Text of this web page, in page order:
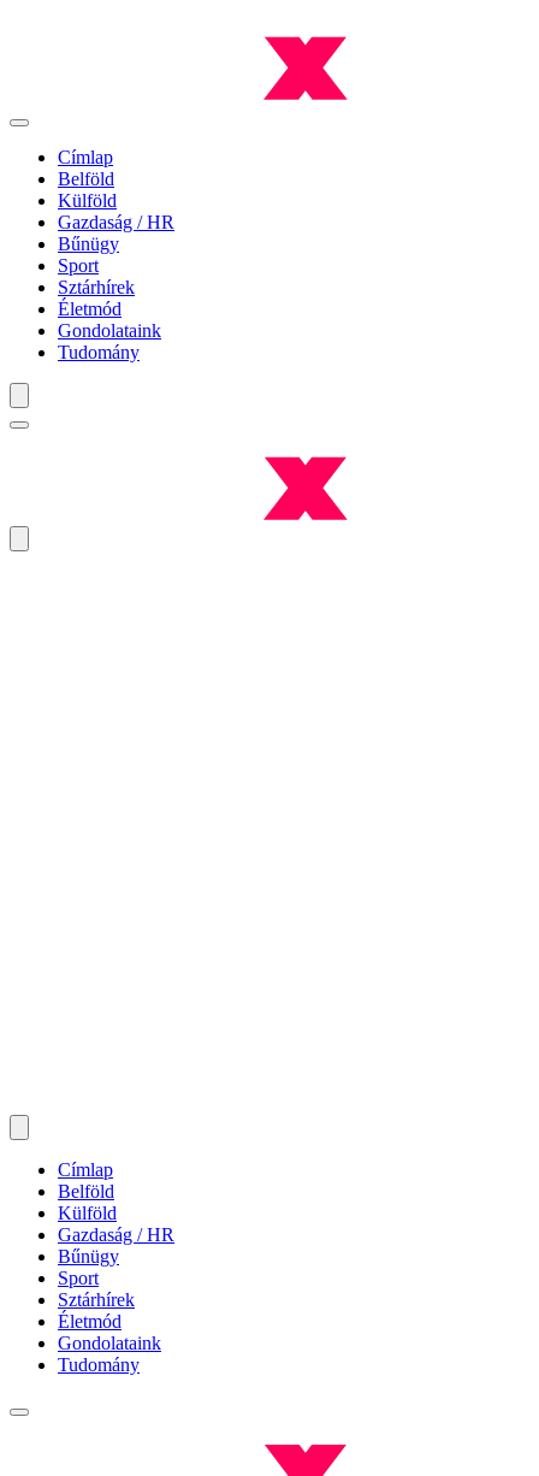
Címlap
Belföld
Külföld
Gazdaság / HR
Bűnügy
Sport
Sztárhírek
Életmód
Gondolataink
Tudomány
Címlap
Belföld
Külföld
Gazdaság / HR
Bűnügy
Sport
Sztárhírek
Életmód
Gondolataink
Tudomány